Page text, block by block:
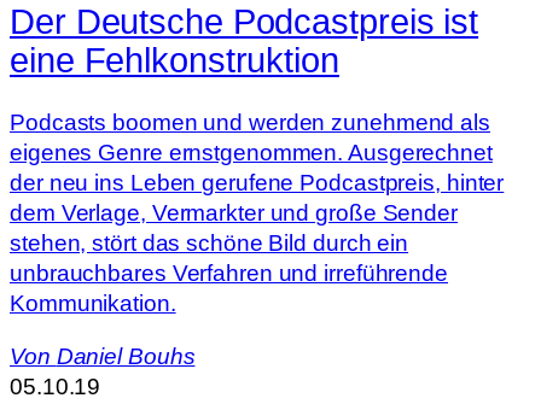
Der Deutsche Podcastpreis ist
eine Fehlkonstruktion
Podcasts boomen und werden zunehmend als
eigenes Genre ernstgenommen. Ausgerechnet
der neu ins Leben gerufene Podcastpreis, hinter
dem Verlage, Vermarkter und große Sender
stehen, stört das schöne Bild durch ein
unbrauchbares Verfahren und irreführende
Kommunikation.
Von Daniel Bouhs
05.10.19